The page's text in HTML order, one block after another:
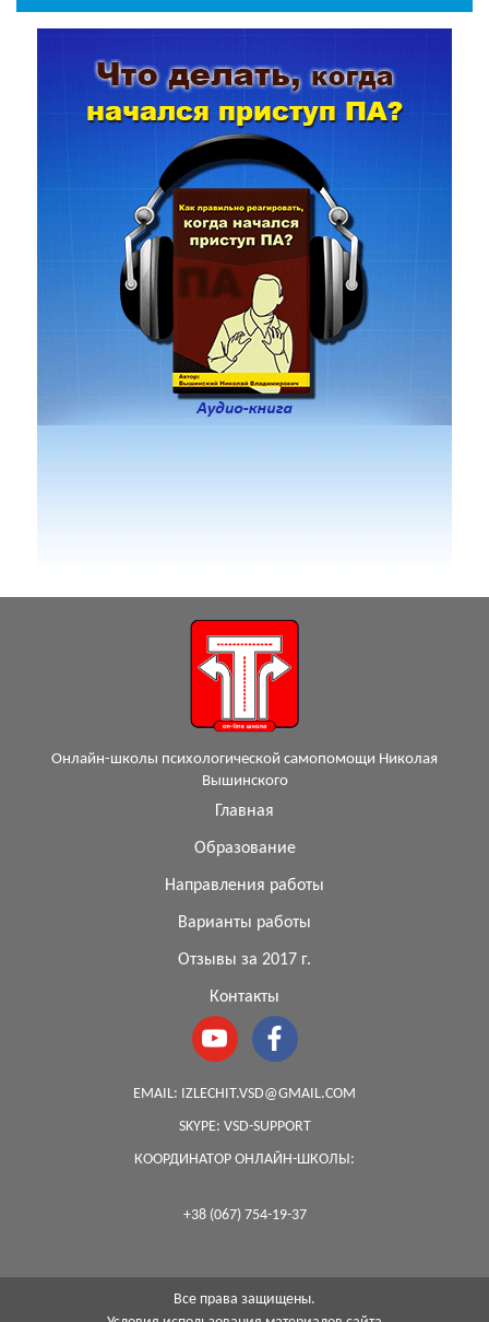
Онлайн-школы психологической самопомощи Николая
Вышинского
Главная
Образование
Направления работы
Варианты работы
Отзывы за 2017 г.
Контакты
EMAIL: IZLECHIT.VSD@GMAIL.COM
SKYPE: VSD-SUPPORT
КООРДИНАТОР ОНЛАЙН-ШКОЛЫ:
+38 (067) 754-19-37
Все права защищены.